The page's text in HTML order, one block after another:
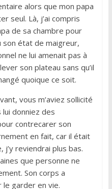
alors que mon papa
seul. Là, j’ai compris
de sa chambre pour
son état de maigreur,
ne lui amenait pas à
son plateau sans qu’il
quoique ce soit.
vous m’aviez sollicité
lui donniez des
contrecarer son
en fait, car il était
reviendrai plus bas.
que personne ne
Son corps a
le garder en vie.